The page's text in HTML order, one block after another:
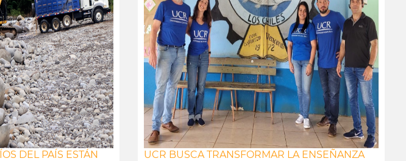
DEL PAÍS ESTÁN
UCR BUSCA TRANSFORMAR LA ENSEÑANZA